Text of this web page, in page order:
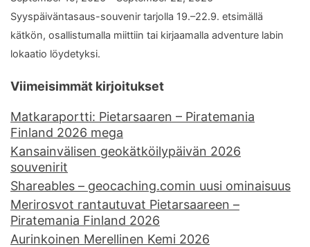
Syyspäiväntasaus-souvenir tarjolla 19.–22.9. etsimällä
kätkön, osallistumalla miittiin tai kirjaamalla adventure labin
lokaatio löydetyksi.
Viimeisimmät kirjoitukset
Matkaraportti: Pietarsaaren – Piratemania
Finland 2026 mega
Kansainvälisen geokätköilypäivän 2026
souvenirit
Shareables – geocaching.comin uusi ominaisuus
Merirosvot rantautuvat Pietarsaareen –
Piratemania Finland 2026
Aurinkoinen Merellinen Kemi 2026